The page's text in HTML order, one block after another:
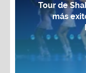
Tour de
más